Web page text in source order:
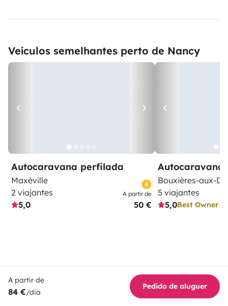
Veículos semelhantes perto de Nancy
Autocaravana perfilada
Maxéville
2 viajantes
5,0
A partir de
50 €
Autocaravana
Bouxières-aux-
5 viajantes
5,0Best Owner
A partir de
84 €/dia
Pedido de aluguer